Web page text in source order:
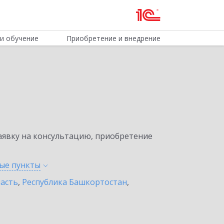
обучение Приобретение и внедрение
на консультацию, приобретение
пункты
, Республика Башкортостан,